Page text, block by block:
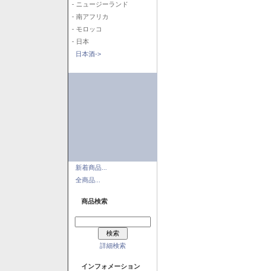
- ニュージーランド
- 南アフリカ
- モロッコ
- 日本
日本酒->
新着商品...
全商品...
商品検索
詳細検索
インフォメーション